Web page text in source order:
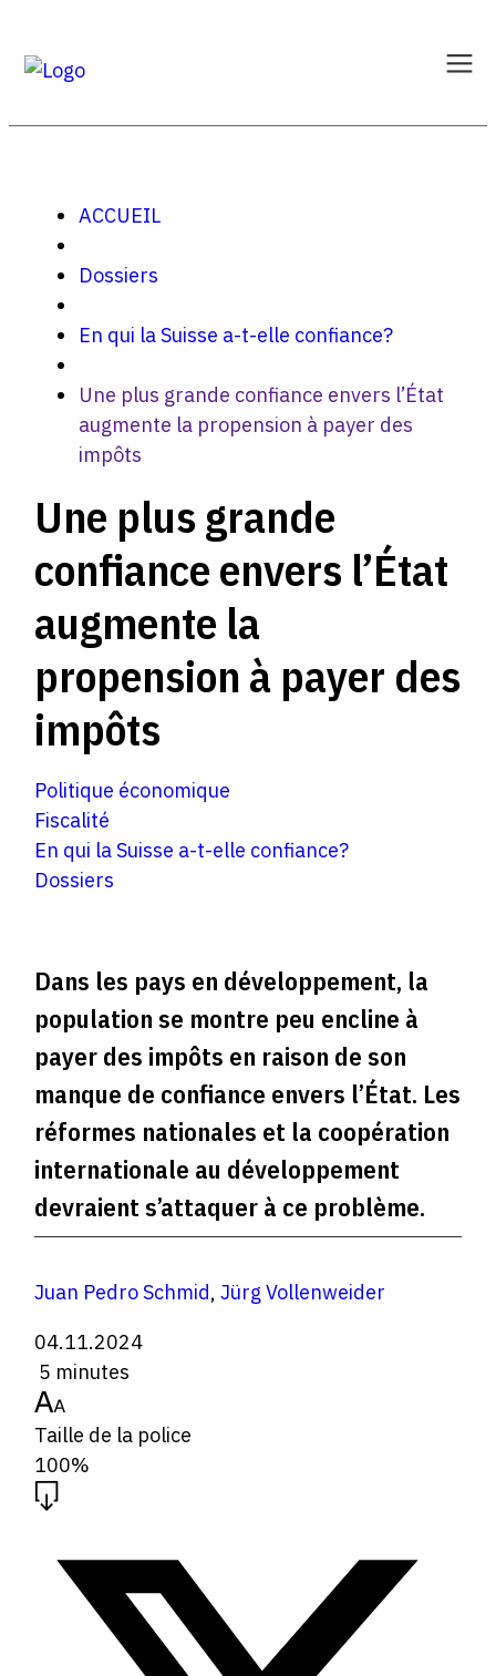
ACCUEIL
Dossiers
En qui la Suisse a-t-elle confiance?
Une plus grande confiance envers l’État
augmente la propension à payer des
impôts
Une plus grande
confiance envers l’État
augmente la
propension à payer des
impôts
Politique économique
Fiscalité
En qui la Suisse a-t-elle confiance?
Dossiers
Dans les pays en développement, la
population se montre peu encline à
payer des impôts en raison de son
manque de confiance envers l’État. Les
réformes nationales et la coopération
internationale au développement
devraient s’attaquer à ce problème.
Juan Pedro Schmid, Jürg Vollenweider
04.11.2024
5 minutes
Taille de la police
100%